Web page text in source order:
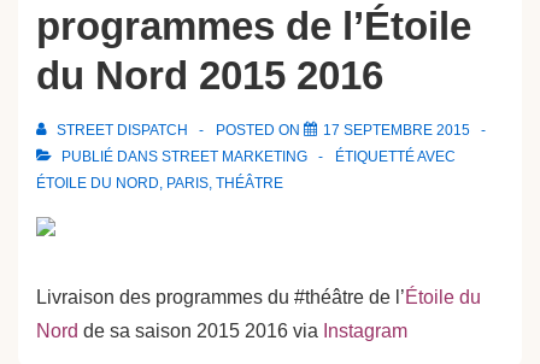
programmes de l’Étoile
du Nord 2015 2016
STREET DISPATCH POSTED ON
17 SEPTEMBRE 2015
PUBLIÉ DANS STREET MARKETING
ÉTIQUETTÉ AVEC
ÉTOILE DU NORD, PARIS, THÉÂTRE
Livraison des programmes du #théâtre de l’Étoile du
Nord de sa saison 2015 2016 via Instagram